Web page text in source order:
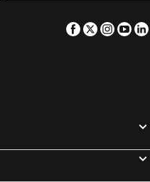
Facebook
Twitter